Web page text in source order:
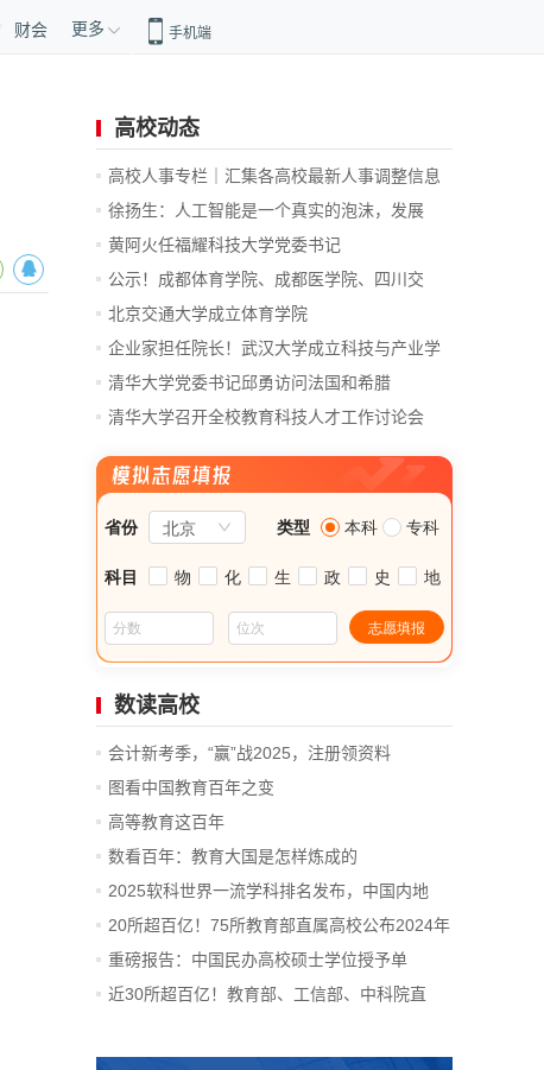
财会 更多 手机端
高校动态
高校人事专栏｜汇集各高校最新人事调整信息
徐扬生：人工智能是一个真实的泡沫，发展
前...
黄阿火任福耀科技大学党委书记
公示！成都体育学院、成都医学院、四川交
通...
北京交通大学成立体育学院
企业家担任院长！武汉大学成立科技与产业学
院
清华大学党委书记邱勇访问法国和希腊
清华大学召开全校教育科技人才工作讨论会
数读高校
会计新考季，“赢”战2025，注册领资料
图看中国教育百年之变
高等教育这百年
数看百年：教育大国是怎样炼成的
2025软科世界一流学科排名发布，中国内地
14...
20所超百亿！75所教育部直属高校公布2024年
决算
重磅报告：中国民办高校硕士学位授予单
位、...
近30所超百亿！教育部、工信部、中科院直